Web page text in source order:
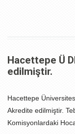
Hacettepe Ü
edilmiştir.
Hacettepe
Akredite edilmiştir.
Komisyonlardaki